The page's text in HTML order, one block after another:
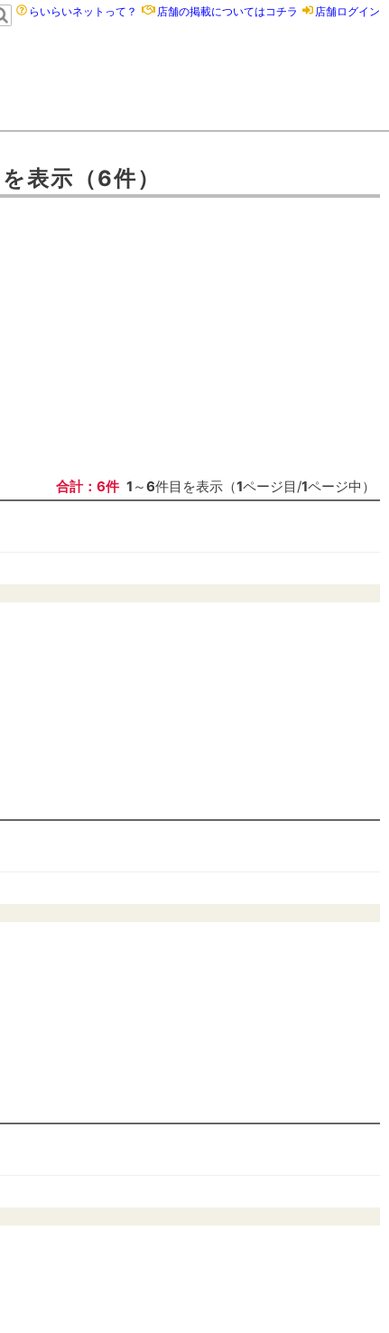
らいらいネットって？ 店舗の掲載についてはコチラ 店舗ログイン
を表示 （6件）
合計：6件 1 ～6件目を表示（1ページ目/1ページ中）